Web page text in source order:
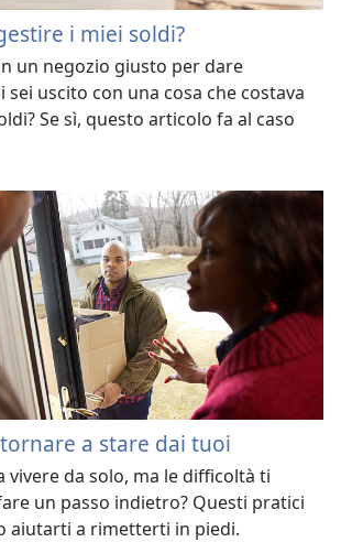
i miei soldi?
un negozio giusto per dare
sei uscito con una cosa che costava
Se sì, questo articolo fa al caso
a stare dai tuoi
vivere da solo, ma le difficoltà ti
un passo indietro? Questi pratici
aiutarti a rimetterti in piedi.